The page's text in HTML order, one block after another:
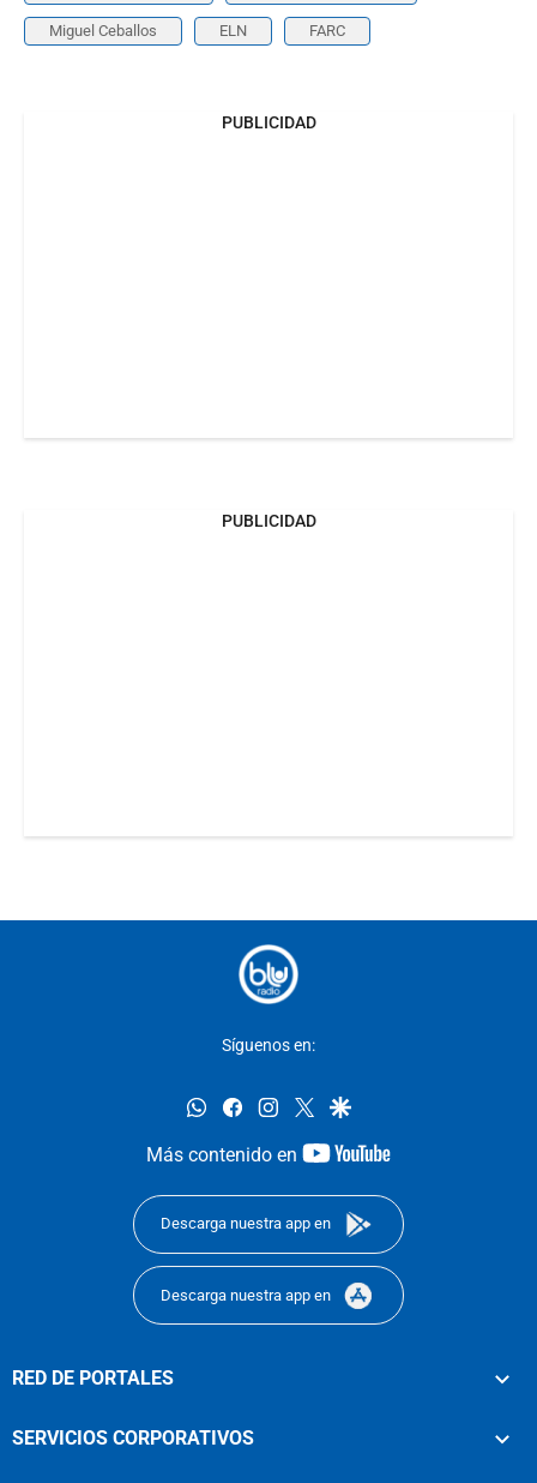
Miguel Ceballos ELN FARC
PUBLICIDAD
PUBLICIDAD
Síguenos en:
whatsappfacebookinstagram
twittergoogle
Más contenido en
youtube-
Descarga nuestra app en
Descarga nuestra app en
RED DE PORTALES
SERVICIOS CORPORATIVOS